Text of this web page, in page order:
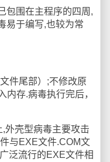
围在主程序的四周,
易于编写,也较为常
尾部）;不修改原
内存.病毒执行完后，
壳型病毒主要攻击
与EXE文件.COM文
泛流行的EXE文件相